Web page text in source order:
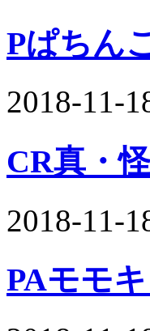
Pぱちん
2018-
CR真・
2018-
PAモモ